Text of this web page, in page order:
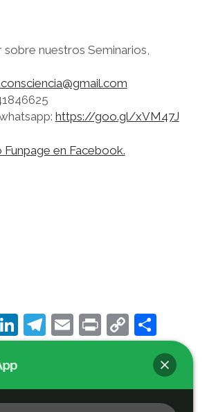
sobre nuestros Seminarios,
https://goo.gl/xVM47J
Funpage en Facebook.
Li
n
e
T
el
gr
E
m
l
Pr
in
C
o
y
C
o
m
p